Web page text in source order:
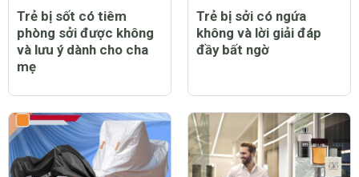
Trẻ bị sốt có tiêm
phòng sởi được không
và lưu ý dành cho cha
mẹ
Trẻ bị sởi có ngứa
không và lời giải đáp
đầy bất ngờ